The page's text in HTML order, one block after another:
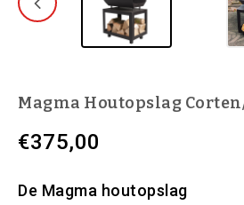
Magma Houtopslag
€375,00
De Magma houtopslag